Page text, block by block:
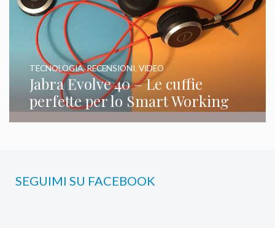
Jabra Evolve 40 – Le cuffie
perfette per lo Smart Working
TECNOLOGIA,RECENSIONI ,VIDEO
SEGUIMI SU FACEBOOK